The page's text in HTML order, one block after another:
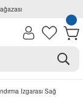
Izgarası Sağ